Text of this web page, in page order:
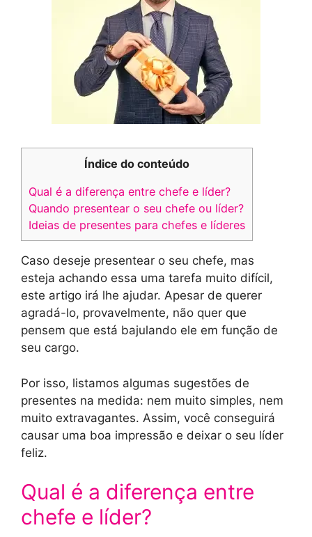
Índice do conteúdo
Qual é a diferença entre chefe e líder?
Quando presentear o seu chefe ou líder?
Ideias de presentes para chefes e líderes
Caso deseje presentear o seu chefe, mas
esteja achando essa uma tarefa muito difícil,
este artigo irá lhe ajudar. Apesar de querer
agradá-lo, provavelmente, não quer que
pensem que está bajulando ele em função de
seu cargo.
Por isso, listamos algumas sugestões de
presentes na medida: nem muito simples, nem
muito extravagantes. Assim, você conseguirá
causar uma boa impressão e deixar o seu líder
feliz.
Qual é a diferença entre
chefe e líder?